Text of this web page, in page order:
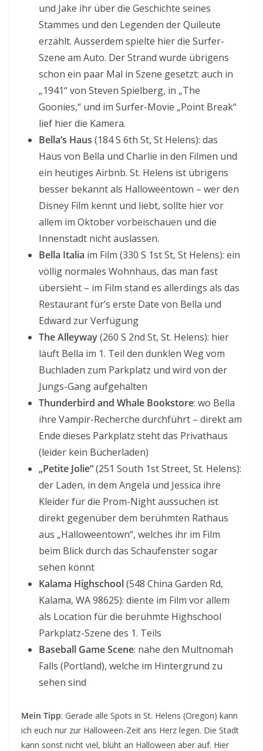
und Jake ihr über die Geschichte seines
Stammes und den Legenden der Quileute
erzählt. Ausserdem spielte hier die Surfer-
Szene am Auto. Der Strand wurde übrigens
schon ein paar Mal in Szene gesetzt: auch in
„1941“ von Steven Spielberg, in „The
Goonies,“ und im Surfer-Movie „Point Break“
lief hier die Kamera.
Bella’s Haus (184 S 6th St, St Helens): das
Haus von Bella und Charlie in den Filmen und
ein heutiges Airbnb. St. Helens ist übrigens
besser bekannt als Halloweentown – wer den
Disney Film kennt und liebt, sollte hier vor
allem im Oktober vorbeischauen und die
Innenstadt nicht auslassen.
Bella Italia im Film (330 S 1st St, St Helens): ein
völlig normales Wohnhaus, das man fast
übersieht – im Film stand es allerdings als das
Restaurant für’s erste Date von Bella und
Edward zur Verfügung
The Alleyway(260 S 2nd St, St. Helens): hier
läuft Bella im 1. Teil den dunklen Weg vom
Buchladen zum Parkplatz und wird von der
Jungs-Gang aufgehalten
Thunderbird and Whale Bookstore: wo Bella
ihre Vampir-Recherche durchführt – direkt am
Ende dieses Parkplatz steht das Privathaus
(leider kein Bücherladen)
„Petite Jolie“(251 South 1st Street, St. Helens):
der Laden, in dem Angela und Jessica ihre
Kleider für die Prom-Night aussuchen ist
direkt gegenüber dem berühmten Rathaus
aus „Halloweentown“, welches ihr im Film
beim Blick durch das Schaufenster sogar
sehen könnt
Kalama Highschool(548 China Garden Rd,
Kalama, WA 98625): diente im Film vor allem
als Location für die berühmte Highschool
Parkplatz-Szene des 1. Teils
Baseball Game Scene: nahe den Multnomah
Falls (Portland), welche im Hintergrund zu
sehen sind
Mein Tipp: Gerade alle Spots in St. Helens (Oregon) kann
ich euch nur zur Halloween-Zeit ans Herz legen. Die Stadt
kann sonst nicht viel, blüht an Halloween aber auf. Hier